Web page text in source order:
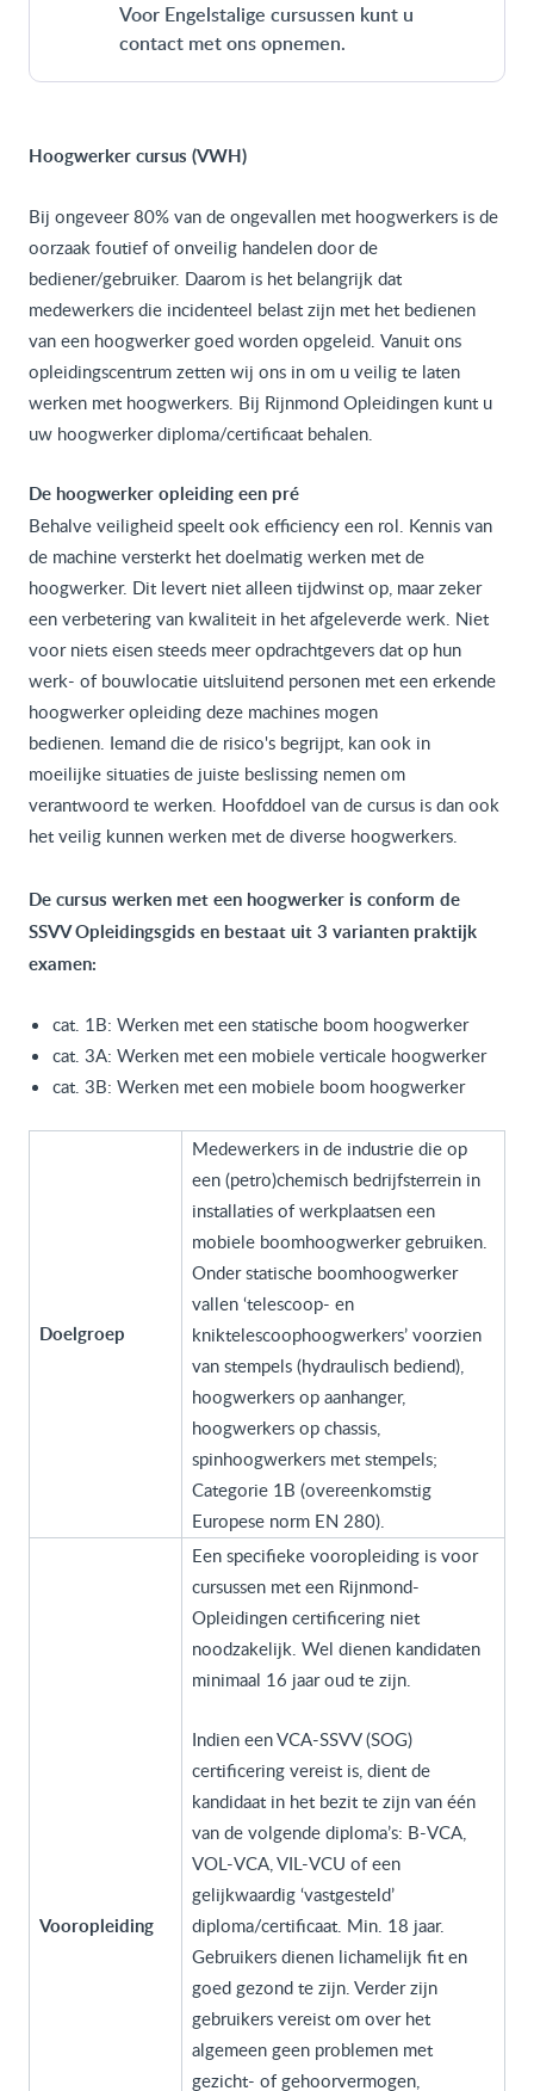
Hoogwerker cursus (VWH)
Bij ongeveer 80% van de ongevallen met hoogwerkers is de
oorzaak foutief of onveilig handelen door de
bediener/gebruiker. Daarom is het belangrijk dat
medewerkers die incidenteel belast zijn met het bedienen
van een hoogwerker goed worden opgeleid. Vanuit ons
opleidingscentrum zetten wij ons in om u veilig te laten
werken met hoogwerkers. Bij Rijnmond Opleidingen kunt u
uw hoogwerker diploma/certificaat behalen.
De hoogwerker opleiding een pré
Behalve veiligheid speelt ook efficiency een rol. Kennis van
de machine versterkt het doelmatig werken met de
hoogwerker. Dit levert niet alleen tijdwinst op, maar zeker
een verbetering van kwaliteit in het afgeleverde werk. Niet
voor niets eisen steeds meer opdrachtgevers dat op hun
werk- of bouwlocatie uitsluitend personen met een erkende
hoogwerker opleiding deze machines mogen
bedienen. Iemand die de risico's begrijpt, kan ook in
moeilijke situaties de juiste beslissing nemen om
verantwoord te werken. Hoofddoel van de cursus is dan ook
het veilig kunnen werken met de diverse hoogwerkers.
De cursus werken met een hoogwerker is conform de
SSVV Opleidingsgids en bestaat uit 3 varianten praktijk
examen:
cat. 1B: Werken met een statische boom hoogwerker
cat. 3A: Werken met een mobiele verticale hoogwerker
cat. 3B: Werken met een mobiele boom hoogwerker
Doelgroep
Medewerkers in de industrie die op
een (petro)chemisch bedrijfsterrein in
installaties of werkplaatsen een
mobiele boomhoogwerker gebruiken.
Onder statische boomhoogwerker
vallen ‘telescoop- en
kniktelescoophoogwerkers’ voorzien
van stempels (hydraulisch bediend),
hoogwerkers op aanhanger,
hoogwerkers op chassis,
spinhoogwerkers met stempels;
Categorie 1B (overeenkomstig
Europese norm EN 280).
Vooropleiding
Een specifieke vooropleiding is voor
cursussen met een Rijnmond-
Opleidingen certificering niet
noodzakelijk. Wel dienen kandidaten
minimaal 16 jaar oud te zijn.
Indien een VCA-SSVV (SOG)
certificering vereist is, dient de
kandidaat in het bezit te zijn van één
van de volgende diploma’s: B-VCA,
VOL-VCA, VIL-VCU of een
gelijkwaardig ‘vastgesteld’
diploma/certificaat. Min. 18 jaar.
Gebruikers dienen lichamelijk fit en
goed gezond te zijn. Verder zijn
gebruikers vereist om over het
algemeen geen problemen met
gezicht- of gehoorvermogen,
Voor Engelstalige cursussen kunt u
contact met ons opnemen.